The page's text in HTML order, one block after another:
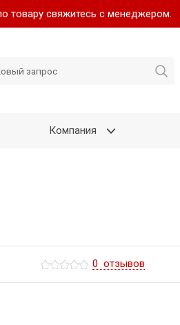
товару свяжитесь с менеджером.
Компания
0 отзывов